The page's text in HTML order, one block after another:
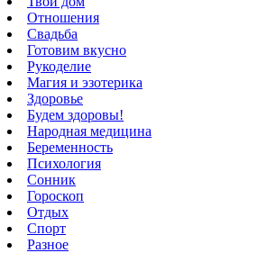
Отношения
Свадьба
Готовим вкусно
Рукоделие
Магия и эзотерика
Здоровье
Будем здоровы!
Народная медицина
Беременность
Психология
Сонник
Гороскоп
Отдых
Спорт
Разное